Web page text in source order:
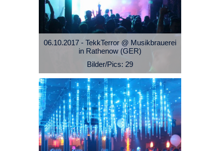
06.10.2017 - TekkTerror @ Musikbrauerei
in Rathenow (GER)
Bilder/Pics: 29